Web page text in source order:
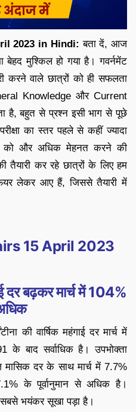
2023 in Hindi: बता दें, आज
बेहद मुश्किल हो गया है। गवर्नमेंट
करने वाले छात्रों को ही सफलता
Knowledge और Current
है, बहुत से प्रश्न इसी भाग से पूछे
का स्तर पहले से कहीं ज्यादा
को और अधिक मेहनत करने की
तैयारी कर रहे छात्रों के लिए हम
लेकर आए हैं, जिससे तैयारी में
15 April 2023
दर बढ़कर मार्च में 104%
की वार्षिक महंगाई दर मार्च में
के बाद सर्वाधिक है। उपभोक्ता
दर के साथ मार्च में 7.7%
के पूर्वानुमान से अधिक है।
सबसे भयंकर सूखा पड़ा है।